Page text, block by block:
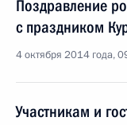
Поздравление
с праздником
4 октября 2014 года,
Участникам и